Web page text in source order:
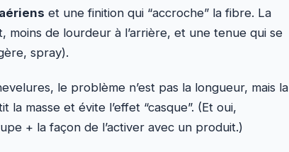
et une finition qui “accroche” la fibre. La
moins de lourdeur à l’arrière, et une tenue qui se
spray).
le problème n’est pas la longueur, mais la
la masse et évite l’effet “casque”. (Et oui,
+ la façon de l’activer avec un produit.)